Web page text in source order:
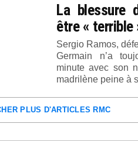
La blessure
être « terrible
Sergio Ramos,
Germain n’a
minute avec son
madrilène peine à
PLUS D'ARTICLES RMC